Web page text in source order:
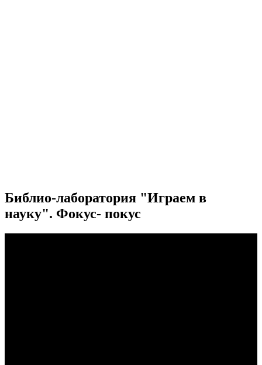
Библио-лаборатория "Играем в
науку". Фокус- покус